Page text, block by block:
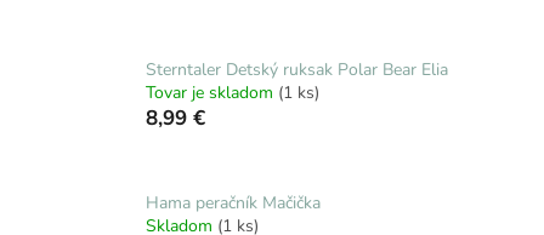
Sterntaler Detský ruksak Polar Bear Elia
Tovar je skladom (1 ks)
8,99 €
Hama peračník Mačička
Skladom (1 ks)